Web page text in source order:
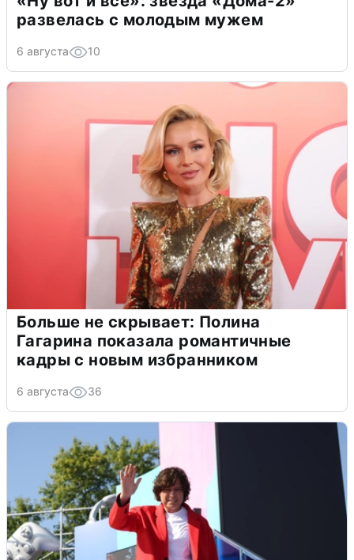
развелась с молодым мужем
6 августа 10
Больше не скрывает: Полина
Гагарина показала романтичные
кадры с новым избранником
6 августа 36